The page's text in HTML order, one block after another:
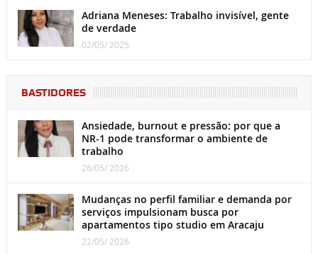
Adriana Meneses: Trabalho invisível, gente
de verdade
02/05/ 2025
BASTIDORES
Ansiedade, burnout e pressão: por que a
NR-1 pode transformar o ambiente de
trabalho
26/05/ 2026
Mudanças no perfil familiar e demanda por
serviços impulsionam busca por
apartamentos tipo studio em Aracaju
22/05/ 2026